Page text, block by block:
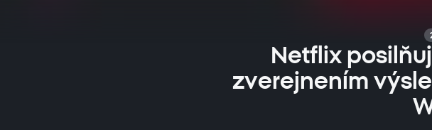
Netflix
zverejnením